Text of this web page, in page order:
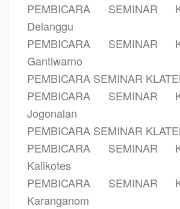
PEMBICARA SEMINAR
Delanggu
PEMBICARA SEMINAR
Gantiwarno
PEMBICARA SEMINAR
PEMBICARA SEMINAR
Jogonalan
PEMBICARA SEMINAR
PEMBICARA SEMINAR
Kalikotes
PEMBICARA SEMINAR
Karanganom